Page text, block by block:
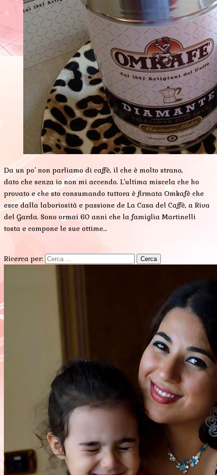
Da un po’ non parliamo di caffè, il che è molto strano,
dato che senza io non mi accendo. L’ultima miscela che ho
provato e che sto consumando tuttora è firmata Omkafè che
esce dalla laboriosità e passione de La Casa del Caffè, a Riva
del Garda. Sono ormai 60 anni che la famiglia Martinelli
tosta e compone le sue ottime…
Ricerca per: